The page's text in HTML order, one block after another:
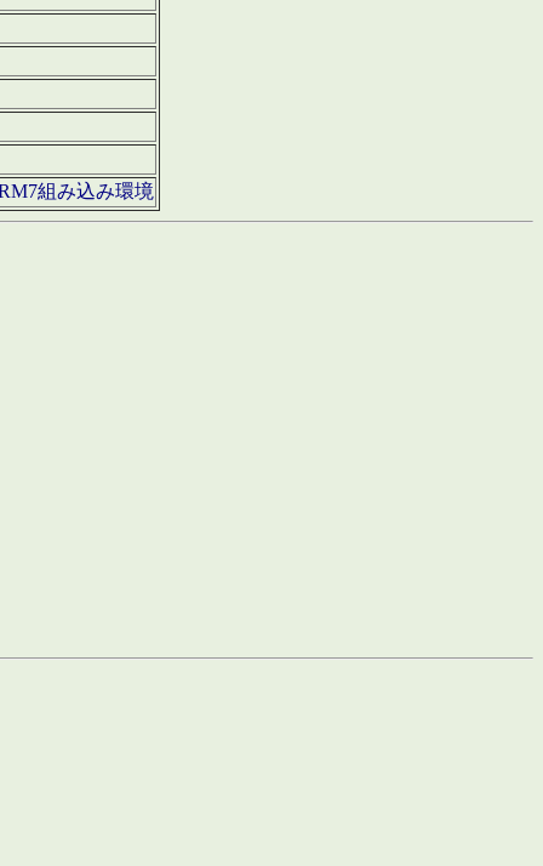
組み込み環境